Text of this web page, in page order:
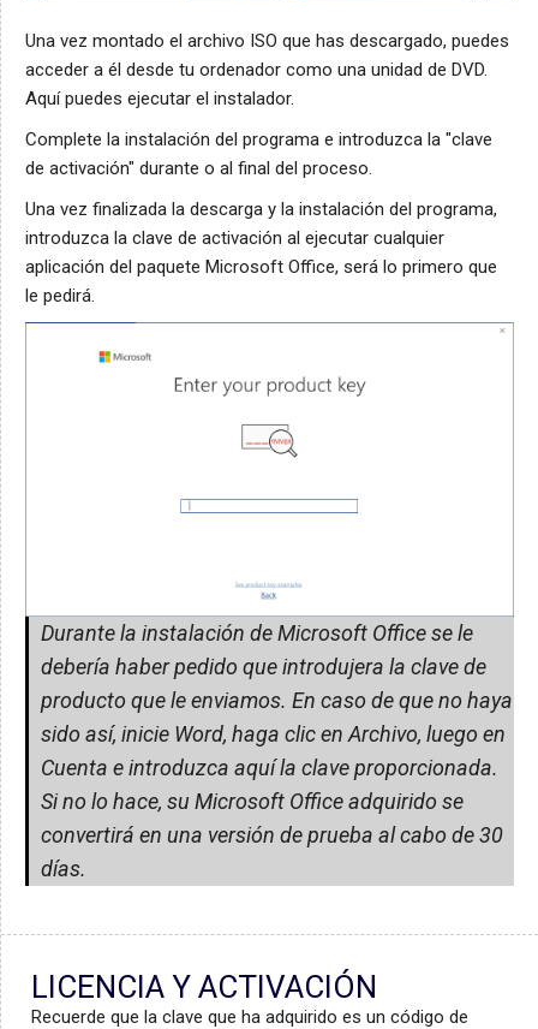
Una vez montado el archivo ISO que has descargado, puedes
acceder a él desde tu ordenador como una unidad de DVD.
Aquí puedes ejecutar el instalador.
Complete la instalación del programa e introduzca la "clave
de activación" durante o al final del proceso.
Una vez finalizada la descarga y la instalación del programa,
introduzca la clave de activación al ejecutar cualquier
aplicación del paquete Microsoft Office, será lo primero que
le pedirá.
Durante la instalación de Microsoft Office se le
debería haber pedido que introdujera la clave de
producto que le enviamos. En caso de que no haya
sido así, inicie Word, haga clic en Archivo, luego en
Cuenta e introduzca aquí la clave proporcionada.
Si no lo hace, su Microsoft Office adquirido se
convertirá en una versión de prueba al cabo de 30
días.
LICENCIA Y ACTIVACIÓN
Recuerde que la clave que ha adquirido es un código de